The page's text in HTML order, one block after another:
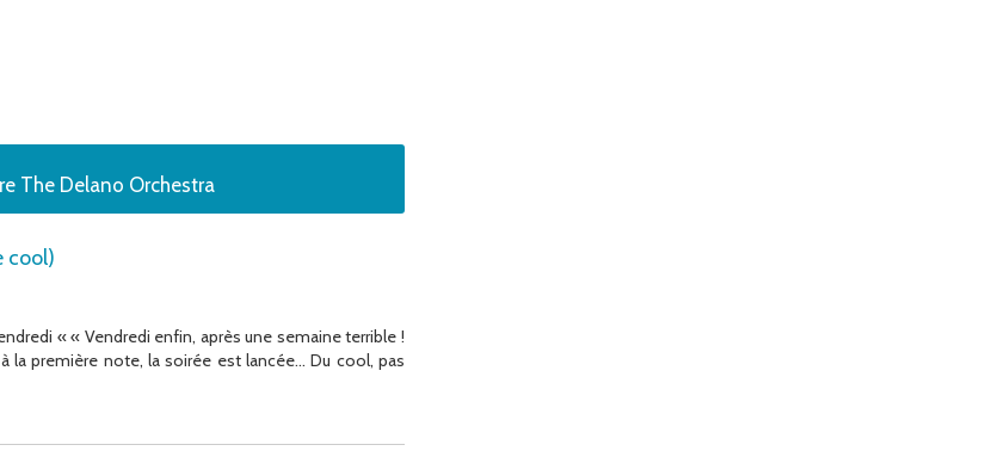
The Delano Orchestra
cool)
« « Vendredi enfin, après une semaine terrible !
la première note, la soirée est lancée… Du cool, pas